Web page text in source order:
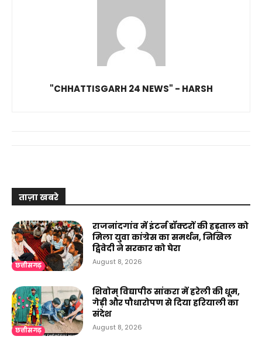
"CHHATTISGARH 24 NEWS" - HARSH
ताज़ा खबरे
छत्तीसगढ़
राजनांदगांव में इंटर्न डॉक्टरों की हड़ताल को
मिला युवा कांग्रेस का समर्थन, निखिल
द्विवेदी ने सरकार को घेरा
August 8, 2026
छत्तीसगढ़
शिवोम् विद्यापीठ सांकरा में हरेली की धूम,
गेड़ी और पौधारोपण से दिया हरियाली का
संदेश
August 8, 2026